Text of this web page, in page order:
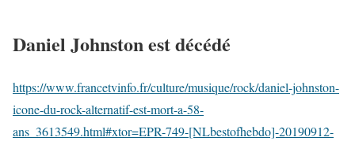
Daniel Johnston est décédé
https://www.francetvinfo.fr/culture/musique/rock/daniel-johnston-
icone-du-rock-alternatif-est-mort-a-58-
ans_3613549.html#xtor=EPR-749-[NLbestofhebdo]-20190912-